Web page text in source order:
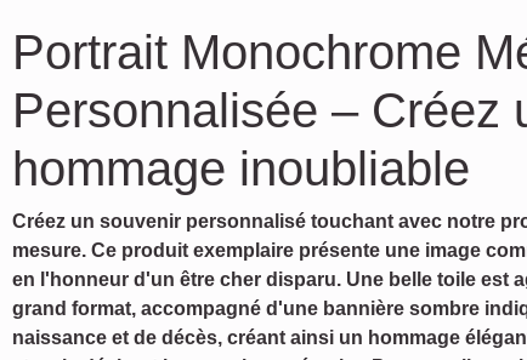
Portrait Monochrome
Personnalisée – Créez
hommage inoubliable
Créez un souvenir personnalisé touchant avec notre
mesure. Ce produit exemplaire présente une image
en l'honneur d'un être cher disparu. Une belle toile est
grand format, accompagné d'une bannière sombre
naissance et de décès, créant ainsi un hommage